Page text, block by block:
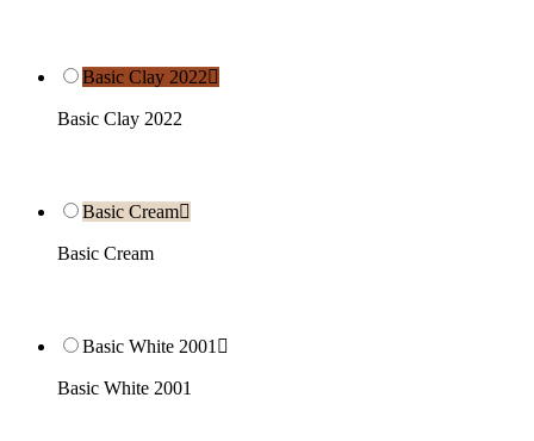
Basic Clay 2022
Basic Clay 2022
Basic Cream
Basic Cream
Basic White 2001 
Basic White 2001